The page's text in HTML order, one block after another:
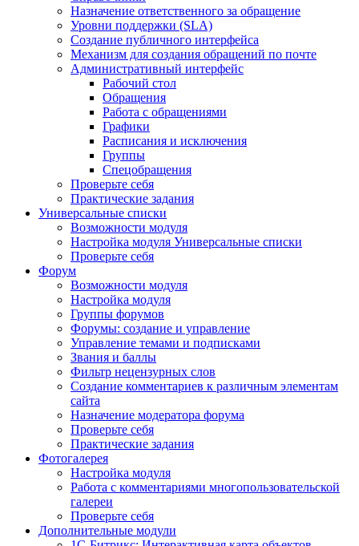
Назначение ответственного за обращение
Уровни поддержки (SLA)
Создание публичного интерфейса
Механизм для создания обращений по почте
Административный интерфейс
Рабочий стол
Обращения
Работа с обращениями
Графики
Расписания и исключения
Группы
Спецобращения
Проверьте себя
Практические задания
Универсальные списки
Возможности модуля
Настройка модуля Универсальные списки
Проверьте себя
Форум
Возможности модуля
Настройка модуля
Группы форумов
Форумы: создание и управление
Управление темами и подписками
Звания и баллы
Фильтр нецензурных слов
Создание комментариев к различным элементам
сайта
Назначение модератора форума
Проверьте себя
Практические задания
Фотогалерея
Настройка модуля
Работа с комментариями многопользовательской
галереи
Проверьте себя
Дополнительные модули